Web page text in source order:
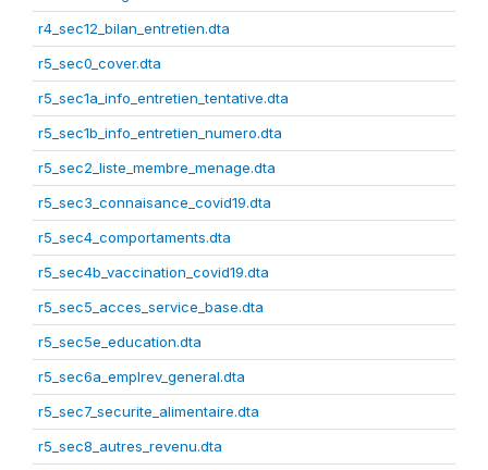
r4_sec12_bilan_entretien.dta
r5_sec0_cover.dta
r5_sec1a_info_entretien_tentative.dta
r5_sec1b_info_entretien_numero.dta
r5_sec2_liste_membre_menage.dta
r5_sec3_connaisance_covid19.dta
r5_sec4_comportaments.dta
r5_sec4b_vaccination_covid19.dta
r5_sec5_acces_service_base.dta
r5_sec5e_education.dta
r5_sec6a_emplrev_general.dta
r5_sec7_securite_alimentaire.dta
r5_sec8_autres_revenu.dta